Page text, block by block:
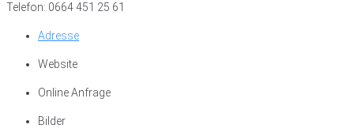
Telefon: 0664 451 25 61
Adresse
Website
Online Anfrage
Bilder